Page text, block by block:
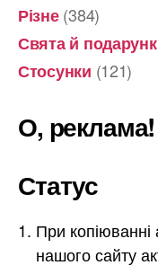
Різне(384)
Свята й
Стосунки (121)
О, реклама!
Статус
При копіюванні
нашого сайту